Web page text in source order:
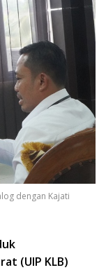
dengan Kajati
(UIP KLB)